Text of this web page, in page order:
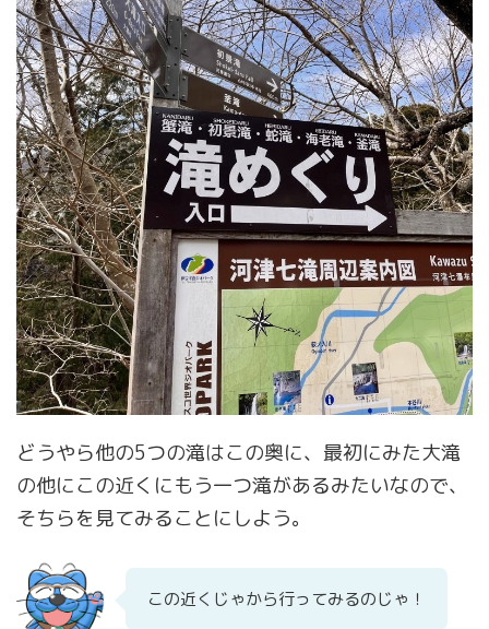
どうやら他の5つの滝はこの奥に、最初にみた大滝
の他にこの近くにもう一つ滝があるみたいなので、
そちらを見てみることにしよう。
この近くじゃから行ってみるのじゃ！